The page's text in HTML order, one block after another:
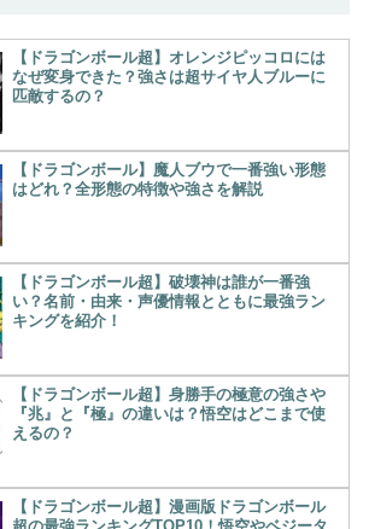
【ドラゴンボール超】オレンジピッコロには
なぜ変身できた？強さは超サイヤ人ブルーに
匹敵するの？
【ドラゴンボール】魔人ブウで一番強い形態
はどれ？全形態の特徴や強さを解説
【ドラゴンボール超】破壊神は誰が一番強
い？名前・由来・声優情報とともに最強ラン
キングを紹介！
【ドラゴンボール超】身勝手の極意の強さや
『兆』と『極』の違いは？悟空はどこまで使
えるの？
【ドラゴンボール超】漫画版ドラゴンボール